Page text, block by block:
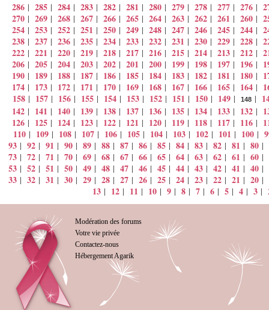
286 | 285 | 284 | 283 | 282 | 281 | 280 | 279 | 278 | 277 | 276 |
270 | 269 | 268 | 267 | 266 | 265 | 264 | 263 | 262 | 261 | 260 |
254 | 253 | 252 | 251 | 250 | 249 | 248 | 247 | 246 | 245 | 244 |
238 | 237 | 236 | 235 | 234 | 233 | 232 | 231 | 230 | 229 | 228 |
222 | 221 | 220 | 219 | 218 | 217 | 216 | 215 | 214 | 213 | 212 |
206 | 205 | 204 | 203 | 202 | 201 | 200 | 199 | 198 | 197 | 196 |
190 | 189 | 188 | 187 | 186 | 185 | 184 | 183 | 182 | 181 | 180 |
174 | 173 | 172 | 171 | 170 | 169 | 168 | 167 | 166 | 165 | 164 |
158 | 157 | 156 | 155 | 154 | 153 | 152 | 151 | 150 | 149 |148 |
142 | 141 | 140 | 139 | 138 | 137 | 136 | 135 | 134 | 133 | 132 |
126 | 125 | 124 | 123 | 122 | 121 | 120 | 119 | 118 | 117 | 116 |
110 | 109 | 108 | 107 | 106 | 105 | 104 | 103 | 102 | 101 | 100 |
93 | 92 | 91 | 90 | 89 | 88 | 87 | 86 | 85 | 84 | 83 | 82 | 81 | 80 |
73 | 72 | 71 | 70 | 69 | 68 | 67 | 66 | 65 | 64 | 63 | 62 | 61 | 60 |
53 | 52 | 51 | 50 | 49 | 48 | 47 | 46 | 45 | 44 | 43 | 42 | 41 | 40 |
33 | 32 | 31 | 30 | 29 | 28 | 27 | 26 | 25 | 24 | 23 | 22 | 21 | 20 |
13 | 12 | 11 | 10 | 9 | 8 | 7 | 6 | 5 | 4 | 3 |
Modération des forums
Votre vie privée
Contactez-nous
Hébergement Agarik